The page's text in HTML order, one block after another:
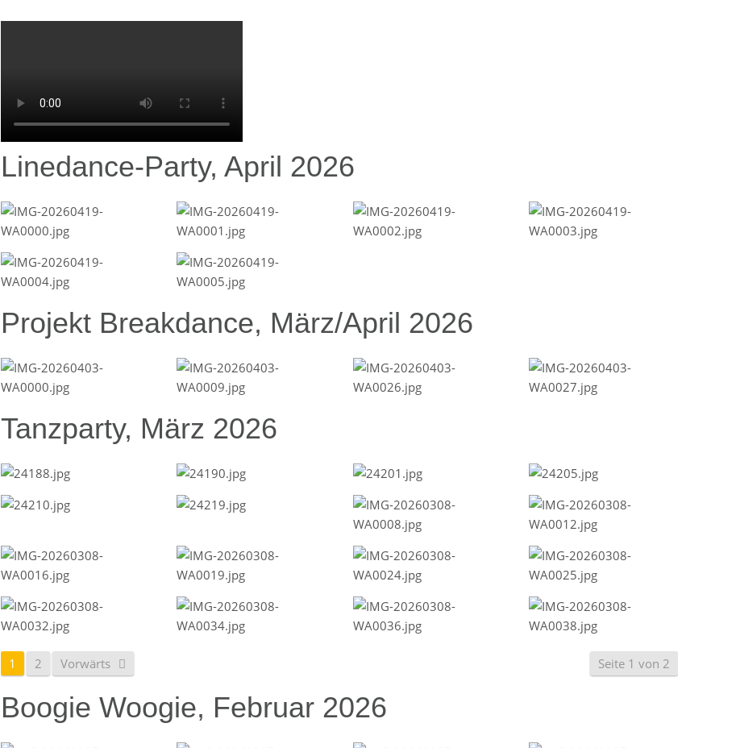
Linedance-Party, April 2026
Projekt Breakdance, März/April 2026
Tanzparty, März 2026
Seite 1 von 2
1 2 Vorwärts
Boogie Woogie, Februar 2026